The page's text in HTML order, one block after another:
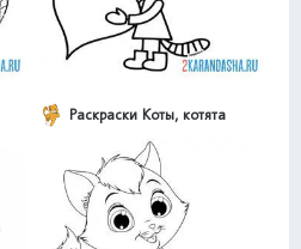
Раскраски Коты, котята